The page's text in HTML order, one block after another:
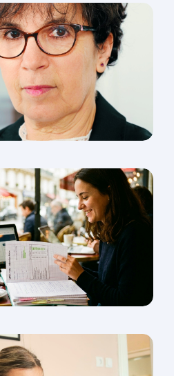
à effectifs
Parcoursup : c’est
10 Licences sont les
professionnelle